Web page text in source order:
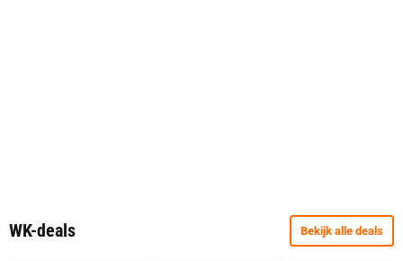
WK-deals Bekijk alle deals